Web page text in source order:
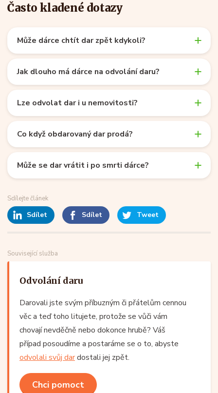
Často kladené dotazy
Může dárce chtít dar zpět kdykoli?
Jak dlouho má dárce na odvolání daru?
Lze odvolat dar i u nemovitosti?
Co když obdarovaný dar prodá?
Může se dar vrátit i po smrti dárce?
Sdílejte článek
Sdílet Sdílet Tweet
Související služba
Odvolání daru
Darovali jste svým příbuzným či přátelům cennou
věc a teď toho litujete, protože se vůči vám
chovají nevděčně nebo dokonce hrubě? Váš
případ posoudíme a postaráme se o to, abyste
odvolali svůj dardostali jej zpět.
Chci pomoct